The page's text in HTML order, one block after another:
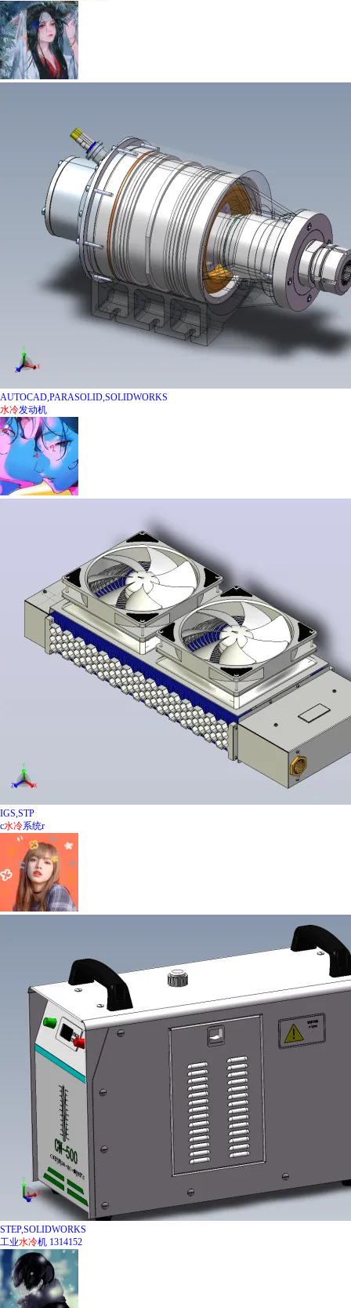
AUTOCAD,PARASOLID,SOLIDWORKS
水冷发动机
IGS,STP
c水冷系统r
STEP,SOLIDWORKS
工业水冷机 1314152